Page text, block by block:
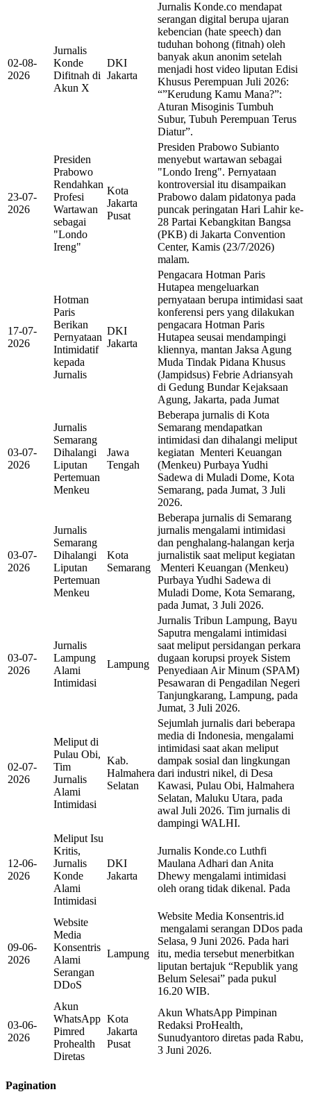
02-08-
2026
Jurnalis
Konde
Difitnah di
Akun X
DKI
Jakarta
Jurnalis Konde.co mendapat
serangan digital berupa ujaran
kebencian (hate speech) dan
tuduhan bohong (fitnah) oleh
banyak akun anonim setelah
menjadi host video liputan Edisi
Khusus Perempuan Juli 2026:
“”Kerudung Kamu Mana?”:
Aturan Misoginis Tumbuh
Subur, Tubuh Perempuan Terus
Diatur”.
23-07-
2026
Presiden
Prabowo
Rendahkan
Profesi
Wartawan
sebagai
"Londo
Ireng"
Kota
Jakarta
Pusat
Presiden Prabowo Subianto
menyebut wartawan sebagai
"Londo Ireng". Pernyataan
kontroversial itu disampaikan
Prabowo dalam pidatonya pada
puncak peringatan Hari Lahir ke-
28 Partai Kebangkitan Bangsa
(PKB) di Jakarta Convention
Center, Kamis (23/7/2026)
malam.
17-07-
2026
Hotman
Paris
Berikan
Pernyataan
Intimidatif
kepada
Jurnalis
DKI
Jakarta
Pengacara Hotman Paris
Hutapea mengeluarkan
pernyataan berupa intimidasi saat
konferensi pers yang dilakukan
pengacara Hotman Paris
Hutapea seusai mendampingi
kliennya, mantan Jaksa Agung
Muda Tindak Pidana Khusus
(Jampidsus) Febrie Adriansyah
di Gedung Bundar Kejaksaan
Agung, Jakarta, pada Jumat
03-07-
2026
Jurnalis
Semarang
Dihalangi
Liputan
Pertemuan
Menkeu
Jawa
Tengah
Beberapa jurnalis di Kota
Semarang mendapatkan
intimidasi dan dihalangi meliput
kegiatan Menteri Keuangan
(Menkeu) Purbaya Yudhi
Sadewa di Muladi Dome, Kota
Semarang, pada Jumat, 3 Juli
2026.
03-07-
2026
Jurnalis
Semarang
Dihalangi
Liputan
Pertemuan
Menkeu
Kota
Semarang
Beberapa jurnalis di Semarang
jurnalis mengalami intimidasi
dan penghalang-halangan kerja
jurnalistik saat meliput kegiatan
Menteri Keuangan (Menkeu)
Purbaya Yudhi Sadewa di
Muladi Dome, Kota Semarang,
pada Jumat, 3 Juli 2026.
03-07-
2026
Jurnalis
Lampung
Alami
Intimidasi
Lampung
Jurnalis Tribun Lampung, Bayu
Saputra mengalami intimidasi
saat meliput persidangan perkara
dugaan korupsi proyek Sistem
Penyediaan Air Minum (SPAM)
Pesawaran di Pengadilan Negeri
Tanjungkarang, Lampung, pada
Jumat, 3 Juli 2026.
02-07-
2026
Meliput di
Pulau Obi,
Tim
Jurnalis
Alami
Intimidasi
Kab.
Halmahera
Selatan
Sejumlah jurnalis dari beberapa
media di Indonesia, mengalami
intimidasi saat akan meliput
dampak sosial dan lingkungan
dari industri nikel, di Desa
Kawasi, Pulau Obi, Halmahera
Selatan, Maluku Utara, pada
awal Juli 2026. Tim jurnalis di
dampingi WALHI.
12-06-
2026
Meliput Isu
Kritis,
Jurnalis
Konde
Alami
Intimidasi
DKI
Jakarta
Jurnalis Konde.co Luthfi
Maulana Adhari dan Anita
Dhewy mengalami intimidasi
oleh orang tidak dikenal. Pada
09-06-
2026
Website
Media
Konsentris
Alami
Serangan
DDoS
Lampung
Website Media Konsentris.id
mengalami serangan DDos pada
Selasa, 9 Juni 2026. Pada hari
itu, media tersebut menerbitkan
liputan bertajuk “Republik yang
Belum Selesai” pada pukul
16.20 WIB.
03-06-
2026
Akun
WhatsApp
Pimred
Prohealth
Diretas
Kota
Jakarta
Pusat
Akun WhatsApp Pimpinan
Redaksi ProHealth,
Sunudyantoro diretas pada Rabu,
3 Juni 2026.
Pagination